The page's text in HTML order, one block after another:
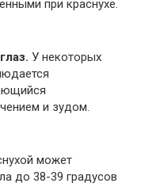
при краснухе.
У некоторых
и зудом.
может
до 38-39 градусов